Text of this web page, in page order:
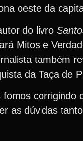
oeste da
do livro
Mitos e
também
da Taça de
corrigindo
as dúvidas